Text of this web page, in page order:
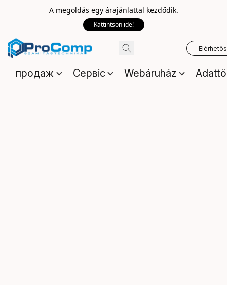
A megoldás egy árajánlattal kezdődik.
Kattintson ide!
продаж Сервіс Webáruház